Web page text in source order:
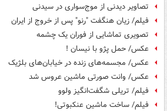
تصاویر دیدنی از موج‌سواری در سیدنی
فیلم/ زیان هنگفت "رنو" پس از خروج از ایران
تصویری تماشایی از فوران یک چشمه
عکس/ حمل پژو با نیسان !
عکس/ مجسمه‌های زنده در خیابان‌های بلژیک
عکس/ وانت صورتی ماشین عروس شد
فیلم/ تریلی شگفت‌انگیز ولوو
فیلم/ ساخت ماشین عنکبوتی!